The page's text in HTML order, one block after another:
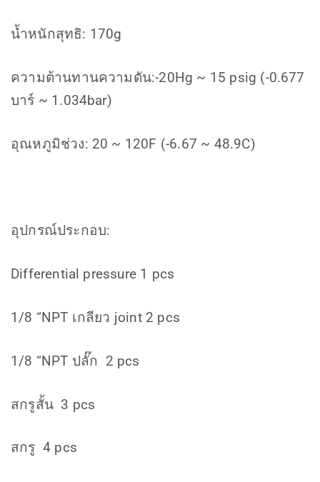
น้ำหนักสุทธิ: 170g
ความต้านทานความดัน:-20Hg ~ 15 psig (-0.677
บาร์ ~ 1.034bar)
อุณหภูมิช่วง: 20 ~ 120F (-6.67 ~ 48.9C)
อุปกรณ์ประกอบ:
Differential pressure 1 pcs
1/8 “NPT เกลียว joint 2 pcs
1/8 “NPT ปลั๊ก 2 pcs
สกรูสั้น 3 pcs
สกรู 4 pcs